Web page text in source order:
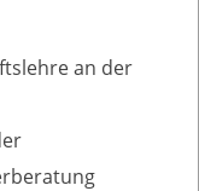
an der